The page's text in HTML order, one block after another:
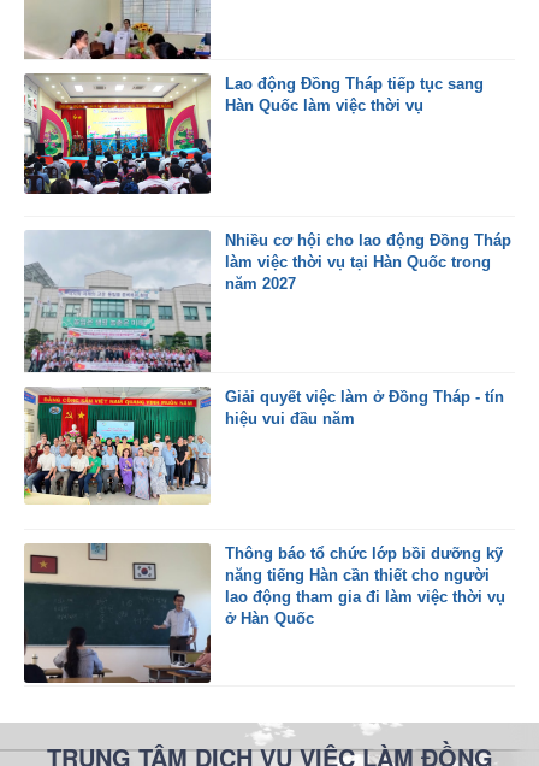
Lao động Đồng Tháp tiếp tục sang
Hàn Quốc làm việc thời vụ
Nhiều cơ hội cho lao động Đồng Tháp
làm việc thời vụ tại Hàn Quốc trong
năm 2027
Giải quyết việc làm ở Đồng Tháp - tín
hiệu vui đầu năm
Thông báo tổ chức lớp bồi dưỡng kỹ
năng tiếng Hàn cần thiết cho người
lao động tham gia đi làm việc thời vụ
ở Hàn Quốc
TRUNG TÂM DỊCH VỤ VIỆC LÀM ĐỒNG